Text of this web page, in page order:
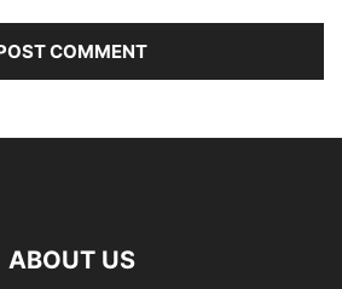
ABOUT US